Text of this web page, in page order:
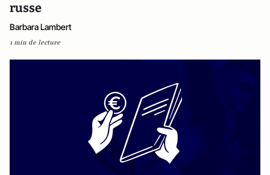
russe
Barbara Lambert
1 min de lecture